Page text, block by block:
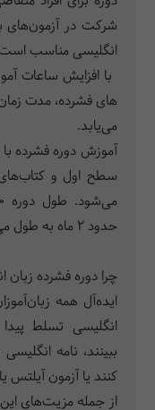
شرکت در آزمون‌های
انگلیسی مناسب
های فشرده، مدت
می­‌یابد.
حدود 2 ماه به طول می­‌انجامد.
چرا دوره فشرده زبان
ایده‌آل همه
انگلیسی تسلط پیدا
ببینند، نامه
کنند یا آزمون آیلتس
از جمله مزیت‌­های این